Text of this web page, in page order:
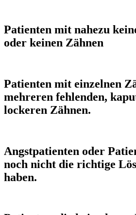
Patienten mit nahezu
oder keinen Zähnen
Patienten mit einzelnen
mehreren fehlenden,
lockeren Zähnen.
Angstpatienten oder
noch nicht die richtige
haben.